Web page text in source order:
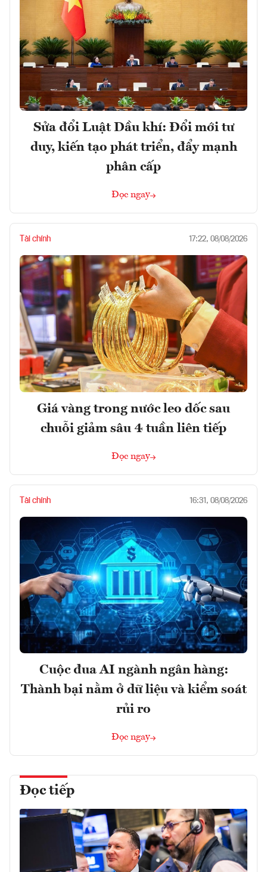
Sửa đổi Luật Dầu khí: Đổi mới tư
duy, kiến tạo phát triển, đẩy mạnh
phân cấp
Đọc ngay
Tài chính 17:22, 08/08/2026
Giá vàng trong nước leo dốc sau
chuỗi giảm sâu 4 tuần liên tiếp
Đọc ngay
Tài chính 16:31, 08/08/2026
Cuộc đua AI ngành ngân hàng:
Thành bại nằm ở dữ liệu và kiểm soát
rủi ro
Đọc ngay
Đọc tiếp